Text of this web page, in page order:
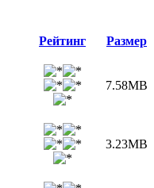
Рейтинг Размер
7.58MB
3.23MB